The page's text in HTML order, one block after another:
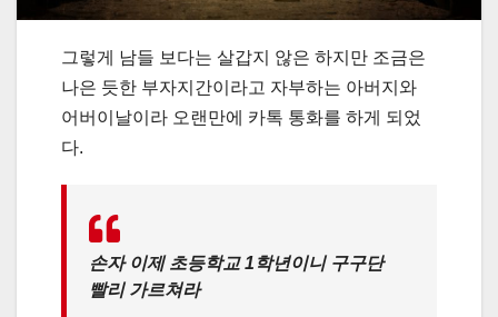
그렇게 남들 보다는 살갑지 않은 하지만 조금은
나은 듯한 부자지간이라고 자부하는 아버지와
어버이날이라 오랜만에 카톡 통화를 하게 되었
다.
손자 이제 초등학교 1학년이니 구구단
빨리 가르쳐라